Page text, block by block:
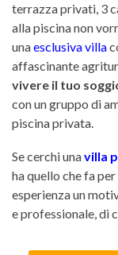
terrazza privati, 3
alla piscina non
unaesclusiva villa
affascinante
vivere il tuo
con un gruppo di
piscina privata.
Se cerchi unavilla
ha quello che fa
esperienza un
e professionale, di